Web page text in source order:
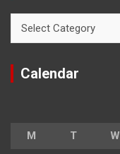
Calendar
M T W